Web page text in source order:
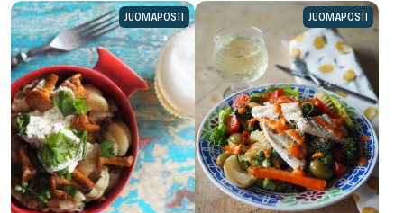
JUOMAPOSTI JUOMAPOSTI